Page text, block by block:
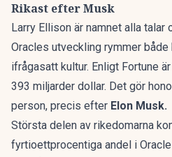
Rikast efter Musk
Larry Ellison är namnet alla talar
Oracles utveckling rymmer
ifrågasatt kultur. Enligt Fortune
393 miljarder dollar. Det gör
person, precis efter Elon Musk.
Största delen av rikedomarna
fyrtioettprocentiga andel i